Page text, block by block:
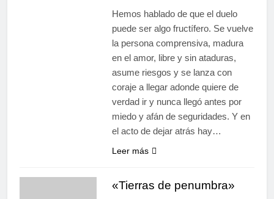
Hemos hablado de que el duelo
puede ser algo fructífero. Se vuelve
la persona comprensiva, madura
en el amor, libre y sin ataduras,
asume riesgos y se lanza con
coraje a llegar adonde quiere de
verdad ir y nunca llegó antes por
miedo y afán de seguridades. Y en
el acto de dejar atrás hay…
Leer más
«Tierras de penumbra»